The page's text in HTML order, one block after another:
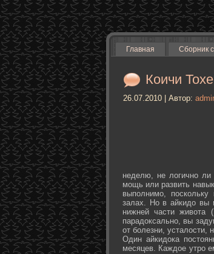
Главная Сборник
Коичи
26.07.2010 | Автор:
неделю, не логично ли
мощь или развить
выполнимо, поскольку
залах. Но в айкидо вы
нижней части живота
парадоксально, вы
от болезни, усталости,
Один айкидока
месяцев. Каждое утро